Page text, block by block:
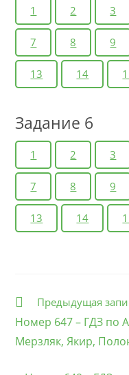
1 2 3
7 8 9
13 14
Задание 6
1 2 3
7 8 9
13 14
Еще
Предыдущая
Номер 647 – ГДЗ по
Мерзляк, Якир,